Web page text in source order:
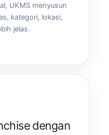
UKMS menyusun
kategori, lokasi,
jelas.
dengan